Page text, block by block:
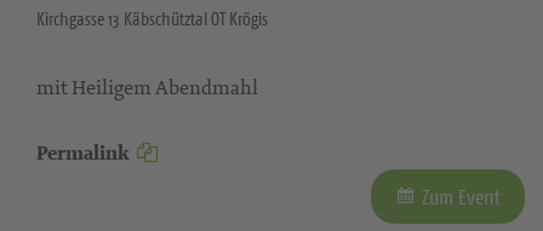
Kirchgasse 13 Käbschütztal OT Krögis
mit Heiligem Abendmahl
Permalink
Zum Event